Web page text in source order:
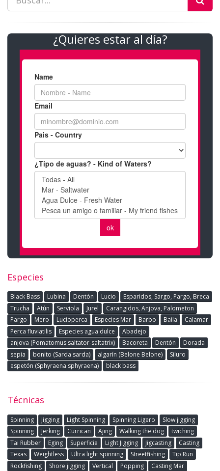
¿Quieres estar al día?
Especies
Black Bass Lubina Dentòn Lucio
Esparidos, Sargo, Pargo, Breca
Trucha
Atún Serviola Jurel
Carangidos, Anjova, Palometon
Pargo
Mero Lucioperca Especies Mar Barbo Baila
Calamar
Perca fluviatilis
Especies agua dulce
Abadejo
anjova (Pomatomus saltator-saltatrix)
Bacoreta Dentón
Dorada
sepia
bonito (Sarda sarda) algarín (Belone Belone)
Siluro
espetón (Sphyraena sphyraena)
black bass
Técnicas
Spinning Jigging Light Spinning Spinning Ligero
Slow jigging
Spinning
Jerking Currican Ajing Walking the dog
twiching
Tai Rubber
Eging Superficie Light Jigging Jigcasting
Casting
Texas
Weightless Ultra light spinning Streetfishing
Tip Run
Rockfishing
Shore jigging Vertical Popping
Casting Mar